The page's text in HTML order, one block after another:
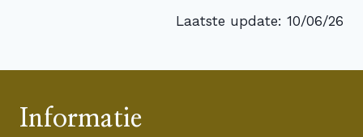
Laatste update: 10/06/26
Informatie